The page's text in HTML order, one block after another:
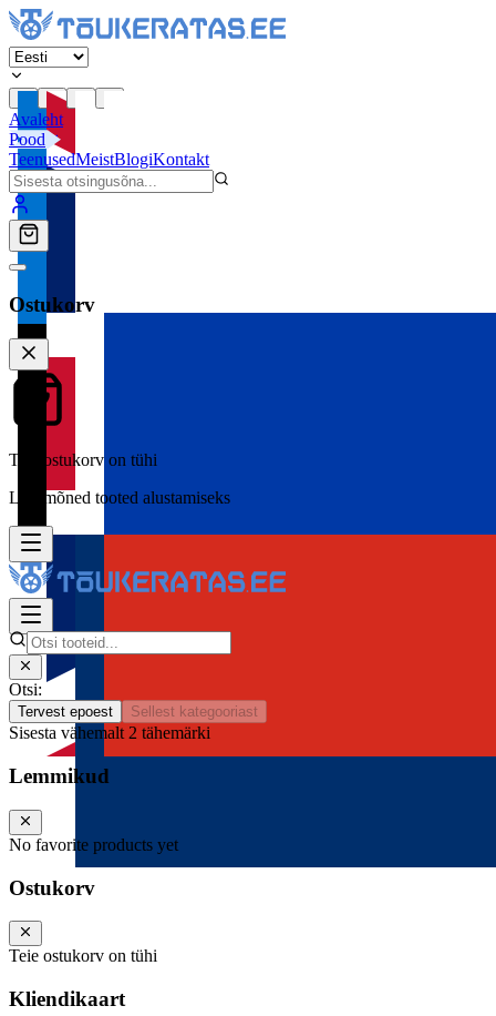
Avaleht
Pood
TeenusedMeistBlogiKontakt
Ostukorv
Teie ostukorv on tühi
Lisa mõned tooted alustamiseks
Otsi:
Tervest epoest Sellest kategooriast
Sisesta vähemalt 2 tähemärki
Lemmikud
No favorite products yet
Ostukorv
Teie ostukorv on tühi
Kliendikaart